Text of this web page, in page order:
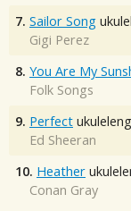
7. Sailor Song
Gigi Perez
8. You Are My
Folk Songs
9. Perfect
Ed Sheeran
10. Heather
Conan Gray